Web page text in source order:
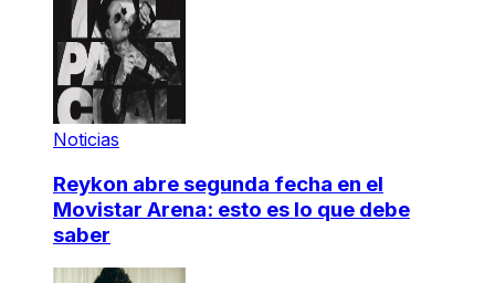
Noticias
Reykon abre segunda fecha en el
Movistar Arena: esto es lo que debe
saber